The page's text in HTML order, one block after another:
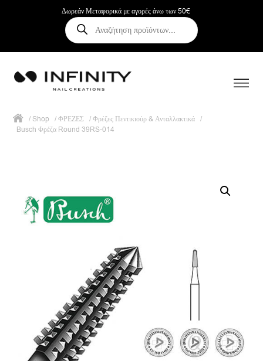
Δωρεάν Μεταφορικά με αγορές άνω των 50€
Αναζήτηση
προϊόντων
/Shop /ΦΡΕΖΕΣ /Φρέζες Πεντικιούρ & Ανταλλακτικά /
Busch Φρέζα Round 39RS-014